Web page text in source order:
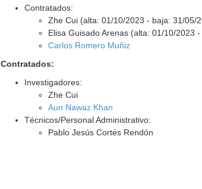
Contratados:
Zhe Cui (alta: 01/10/2023 - baja: 31/05/
Elisa Guisado Arenas (alta: 01/10/2023
Carlos Romero Muñiz
Contratados:
Investigadores:
Zhe Cui
Aun Nawaz Khan
Técnicos/Personal Administrativo:
Pablo Jesús Cortés Rendón